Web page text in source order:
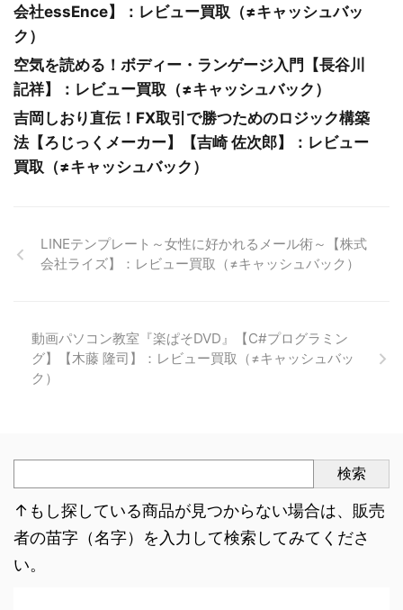
会社essEnce】：レビュー買取（≠キャッシュバッ
ク）
空気を読める！ボディー・ランゲージ入門【長谷川
記祥】：レビュー買取（≠キャッシュバック）
吉岡しおり直伝！FX取引で勝つためのロジック構築
法【ろじっくメーカー】【吉崎 佐次郎】：レビュー
買取（≠キャッシュバック）
LINEテンプレート～女性に好かれるメール術～【株式
会社ライズ】：レビュー買取（≠キャッシュバック）
動画パソコン教室『楽ぱそDVD』【C#プログラミン
グ】【木藤 隆司】：レビュー買取（≠キャッシュバッ
ク）
検索
↑もし探している商品が見つからない場合は、販売
者の苗字（名字）を入力して検索してみてくださ
い。